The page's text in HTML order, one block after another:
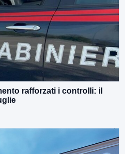
rafforzati i controlli: il